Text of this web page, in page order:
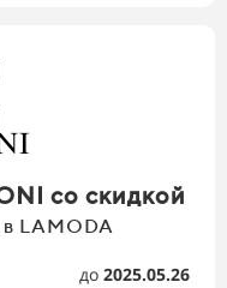
со скидкой
в LAMODA
до 2025.05.26